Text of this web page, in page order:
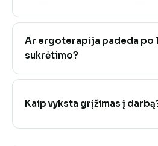
Ar ergoterapija padeda po
sukrėtimo?
Kaip vyksta grįžimas į